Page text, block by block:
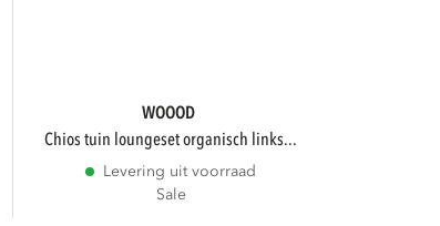
WOOOD
chios tuin loungeset organisch links...
Levering uit voorraad
Sale